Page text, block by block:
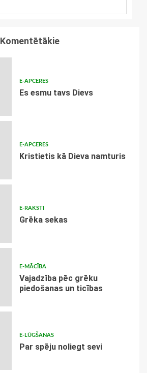
Komentētākie
E-APCERES
Es esmu tavs Dievs
E-APCERES
Kristietis kā Dieva namturis
E-RAKSTI
Grēka sekas
E-MĀCĪBA
Vajadzība pēc grēku
piedošanas un ticības
E-LŪGŠANAS
Par spēju noliegt sevi